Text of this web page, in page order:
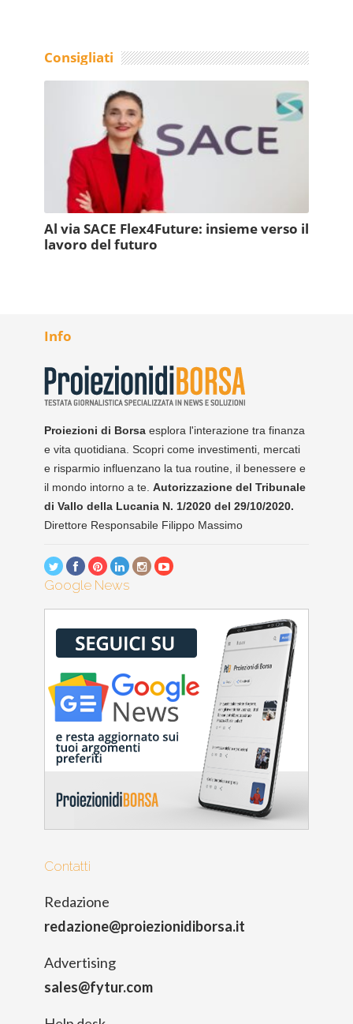
Consigliati
Al via SACE Flex4Future: insieme verso il
lavoro del futuro
Info
Proiezioni di Borsa esplora l'interazione tra finanza
e vita quotidiana. Scopri come investimenti, mercati
e risparmio influenzano la tua routine, il benessere e
il mondo intorno a te. Autorizzazione del Tribunale
di Vallo della Lucania N. 1/2020 del 29/10/2020.
Direttore Responsabile Filippo Massimo
Google News
Contatti
Redazione
redazione@proiezionidiborsa.it
Advertising
sales@fytur.com